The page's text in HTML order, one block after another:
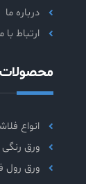
درباره ما
ارتباط با
محصولات
انواع
ورق
ورق رول